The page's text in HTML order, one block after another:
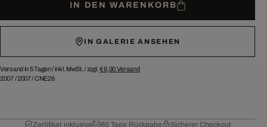
IN DEN WARENKORB
IN GALERIE ANSEHEN
Versand in 5 Tagen /inkl. MwSt. / zzgl. € 6,90Versand
2007/2007/CNE26
Zertifikat inklusive 60 Tage Rückgabe Sicherer Checkout